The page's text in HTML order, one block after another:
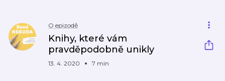
O epizodě
Knihy, které vám
pravděpodobně unikly
13. 4. 2020 7 min